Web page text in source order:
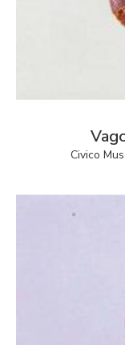
Civico